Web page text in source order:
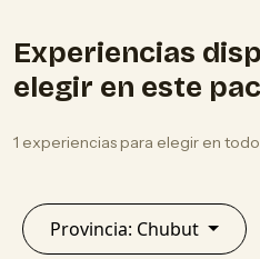
Experiencias
elegir en este
1 experiencias para elegir en
Provincia: Chubut